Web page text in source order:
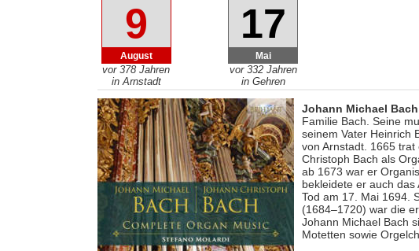
9
August
vor 378 Jahren
in Arnstadt
17
Mai
vor 332 Jahren
in Gehren
Johann Michael Bach
Familie Bach. Seine
seinem Vater Heinrich
von Arnstadt. 1665
Christoph Bach als
ab 1673 war er
bekleidete er auch
Tod am 17. Mai 1694.
(1684–1720) war die
Johann Michael Bach
Motetten sowie